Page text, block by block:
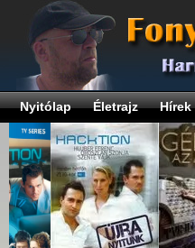
Nyitólap Életrajz Hírek